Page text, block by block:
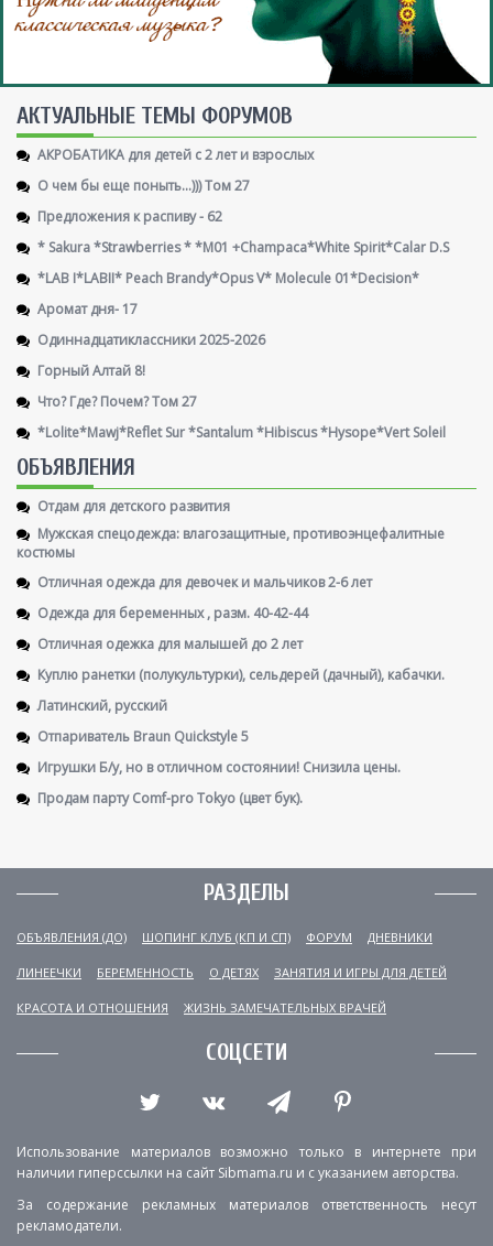
AКТУАЛЬНЫЕ ТЕМЫ ФОРУМОВ
АКРОБАТИКА для детей с 2 лет и взрослых
О чем бы еще поныть...))) Том 27
Предложения к распиву - 62
* Sakura *Strawberries * *M01 +Champaca*White Spirit*Calar D.S
*LAB I*LABII* Peach Brandy*Opus V* Molecule 01*Decision*
Аромат дня- 17
Одиннадцатиклассники 2025-2026
Горный Алтай 8!
Что? Где? Почем? Том 27
*Lolite*Mawj*Reflet Sur *Santalum *Hibiscus *Hysope*Vert Soleil
ОБЪЯВЛЕНИЯ
Отдам для детского развития
Мужская спецодежда: влагозащитные, противоэнцефалитные
костюмы
Отличная одежда для девочек и мальчиков 2-6 лет
Одежда для беременных , разм. 40-42-44
Отличная одежка для малышей до 2 лет
Куплю ранетки (полукультурки), сельдерей (дачный), кабачки.
Латинский, русский
Отпариватель Braun Quickstyle 5
Игрушки Б/у, но в отличном состоянии! Снизила цены.
Продам парту Comf-pro Tokyo (цвет бук).
РАЗДЕЛЫ
ОБЪЯВЛЕНИЯ (ДО) ШОПИНГ КЛУБ (КП И СП) ФОРУМ ДНЕВНИКИ
ЛИНЕЕЧКИ БЕРЕМЕННОСТЬ О ДЕТЯХ ЗАНЯТИЯ И ИГРЫ ДЛЯ ДЕТЕЙ
КРАСОТА И ОТНОШЕНИЯ ЖИЗНЬ ЗАМЕЧАТЕЛЬНЫХ ВРАЧЕЙ
СОЦСЕТИ
Использование материалов возможно только в интернете при
наличии гиперссылки на сайт Sibmama.ru и с указанием авторства.
За содержание рекламных материалов ответственность несут
рекламодатели.